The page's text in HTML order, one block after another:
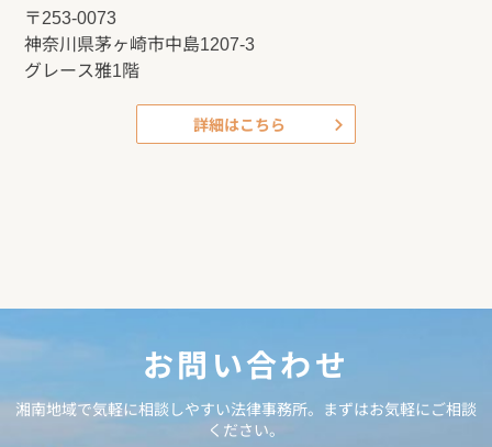
〒253-0073
神奈川県茅ヶ崎市中島1207-3
グレース雅1階
詳細はこちら
お問い合わせ
湘南地域で気軽に相談しやすい法律事務所。まずはお気軽にご相談
ください。